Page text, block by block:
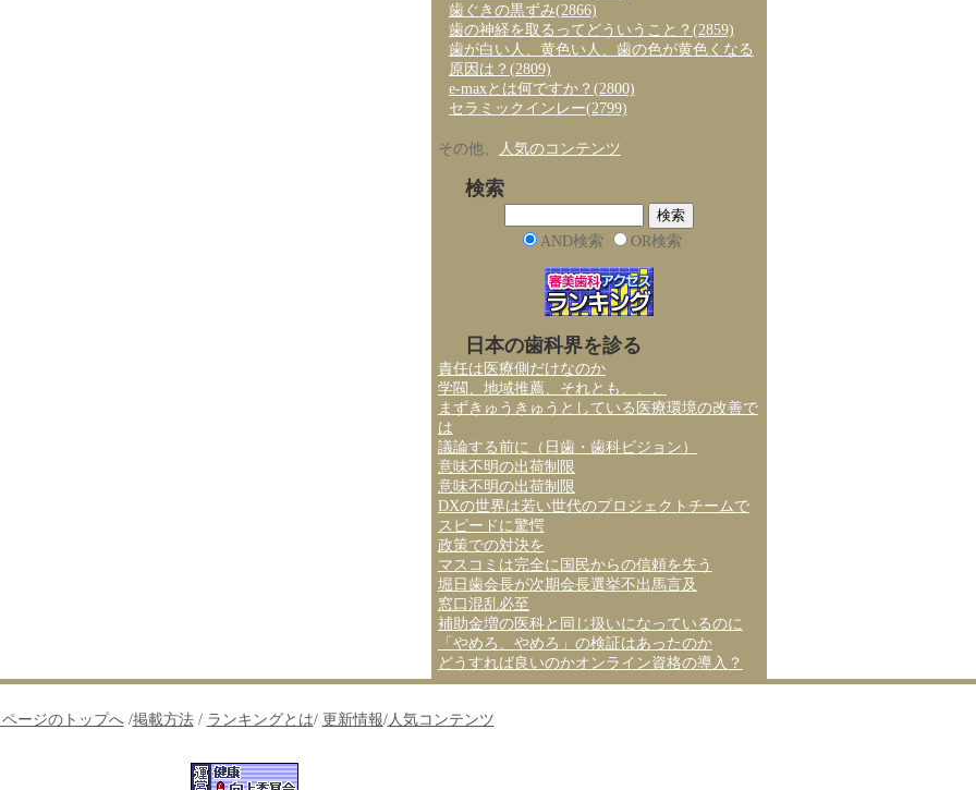
歯ぐきの黒ずみ(2866)
歯の神経を取るってどういうこと？ (2859)
歯が白い人、黄色い人、歯の色が黄色くなる
原因は？ (2809)
e-maxとは何ですか？ (2800)
セラミックインレー(2799)
その他、 人気のコンテンツ
検索
AND検索 OR検索
日本の歯科界を診る
責任は医療側だけなのか
学閥、地域推薦、それとも、、、
まずきゅうきゅうとしている医療環境の改善で
は
議論する前に（日歯・歯科ビジョン）
意味不明の出荷制限
意味不明の出荷制限
DXの世界は若い世代のプロジェクトチームで
スピードに驚愕
政策での対決を
マスコミは完全に国民からの信頼を失う
堀日歯会長が次期会長選挙不出馬言及
窓口混乱必至
補助金増の医科と同じ扱いになっているのに
「やめろ、やめろ」の検証はあったのか
どうすれば良いのかオンライン資格の導入？
ページのトップへ/掲載方法/ ランキングとは/ 更新情報/人気コンテンツ